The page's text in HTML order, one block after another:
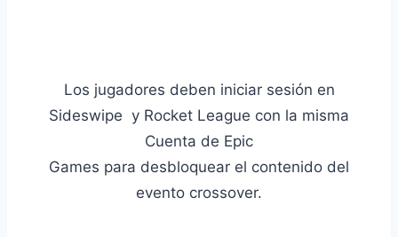
Los jugadores deben iniciar sesión en
Sideswipe y Rocket League con la misma
Cuenta de Epic
Games para desbloquear el contenido del
evento crossover.